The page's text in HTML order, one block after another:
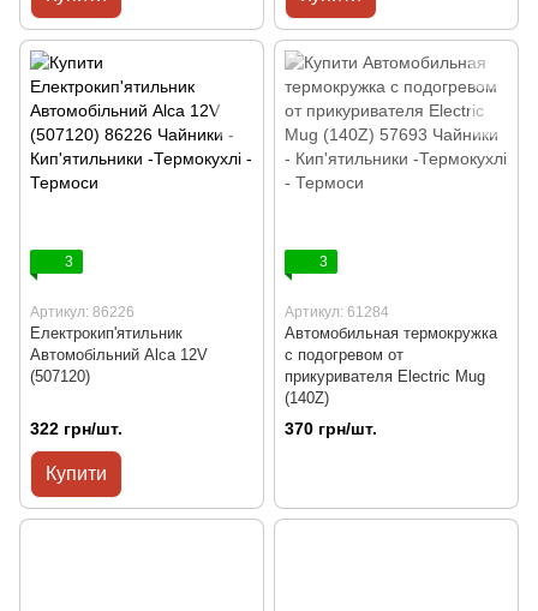
3
Артикул: 86226
Електрокип'ятильник
Автомобільний Alca 12V
(507120)
322 грн/шт.
Купити
3
Артикул: 61284
Автомобильная термокружка
с подогревом от
прикуривателя Electric Mug
(140Z)
370 грн/шт.